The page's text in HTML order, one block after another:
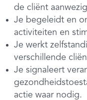
de cliënt
Je begeleidt en
activiteiten en
Je werkt
verschillende
Je signaleert
actie waar nodig.